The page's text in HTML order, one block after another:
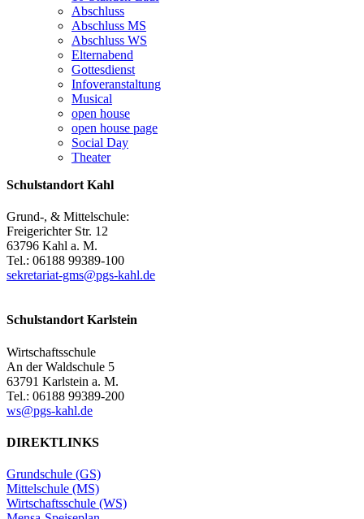
Abschluss
Abschluss MS
Abschluss WS
Elternabend
Gottesdienst
Infoveranstaltung
Musical
open house
open house page
Social Day
Theater
Schulstandort Kahl
Grund-, & Mittelschule:
Freigerichter Str. 12
63796 Kahl a. M.
Tel.: 06188 99389-100
sekretariat-gms@pgs-kahl.de
Schulstandort Karlstein
Wirtschaftsschule
An der Waldschule 5
63791 Karlstein a. M.
Tel.: 06188 99389-200
ws@pgs-kahl.de
DIREKTLINKS
Grundschule (GS)
Mittelschule (MS)
Wirtschaftsschule (WS)